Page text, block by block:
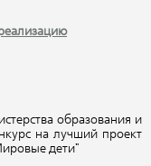
образования и
на лучший проект
дети"